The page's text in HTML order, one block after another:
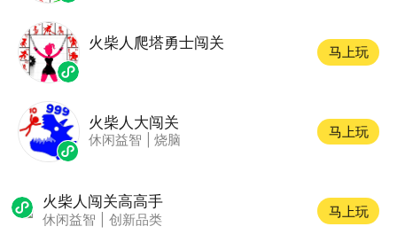
火柴人爬塔勇士闯关
马上玩
火柴人大闯关
休闲益智 烧脑
马上玩
火柴人闯关高高手
休闲益智 创新品类
马上玩